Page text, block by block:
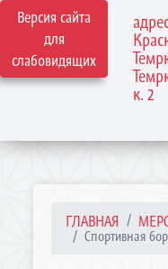
Версия сайта
для
слабовидящих
к. 2
ГЛАВНАЯ
Спортивная